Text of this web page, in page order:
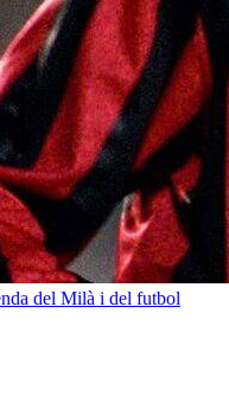
del Milà i del futbol